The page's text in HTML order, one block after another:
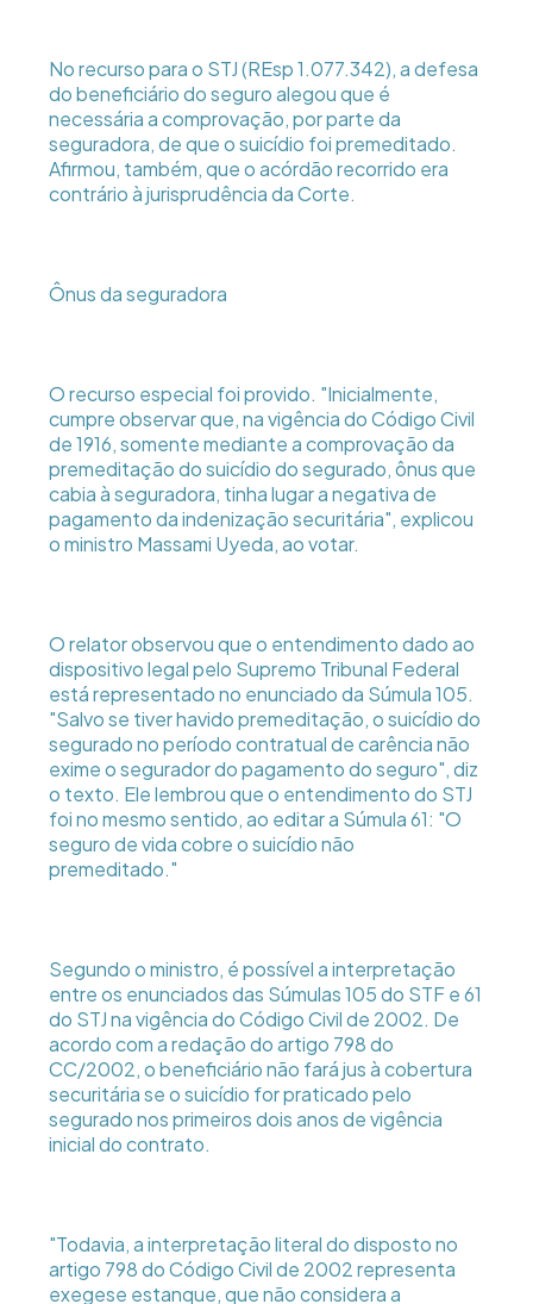
No recurso para o STJ (REsp 1.077.342), a defesa
do beneficiário do seguro alegou que é
necessária a comprovação, por parte da
seguradora, de que o suicídio foi premeditado.
Afirmou, também, que o acórdão recorrido era
contrário à jurisprudência da Corte.
Ônus da seguradora
O recurso especial foi provido. "Inicialmente,
cumpre observar que, na vigência do Código Civil
de 1916, somente mediante a comprovação da
premeditação do suicídio do segurado, ônus que
cabia à seguradora, tinha lugar a negativa de
pagamento da indenização securitária", explicou
o ministro Massami Uyeda, ao votar.
O relator observou que o entendimento dado ao
dispositivo legal pelo Supremo Tribunal Federal
está representado no enunciado da Súmula 105.
"Salvo se tiver havido premeditação, o suicídio do
segurado no período contratual de carência não
exime o segurador do pagamento do seguro", diz
o texto. Ele lembrou que o entendimento do STJ
foi no mesmo sentido, ao editar a Súmula 61: "O
seguro de vida cobre o suicídio não
premeditado."
Segundo o ministro, é possível a interpretação
entre os enunciados das Súmulas 105 do STF e 61
do STJ na vigência do Código Civil de 2002. De
acordo com a redação do artigo 798 do
CC/2002, o beneficiário não fará jus à cobertura
securitária se o suicídio for praticado pelo
segurado nos primeiros dois anos de vigência
inicial do contrato.
"Todavia, a interpretação literal do disposto no
artigo 798 do Código Civil de 2002 representa
exegese estanque, que não considera a